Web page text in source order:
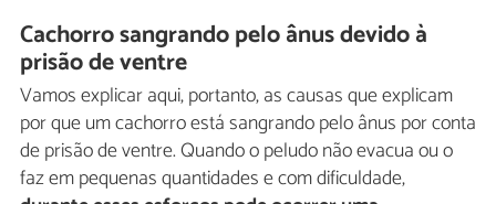
Cachorro sangrando pelo ânus devido à
prisão de ventre
Vamos explicar aqui, portanto, as causas que explicam
por que um cachorro está sangrando pelo ânus por conta
de prisão de ventre. Quando o peludo não evacua ou o
faz em pequenas quantidades e com dificuldade,